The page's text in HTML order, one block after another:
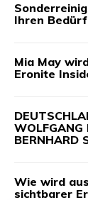
Ihren
Mia May
Eronite
WOLFGANG
BERNHARD
Wie wird
sichtbarer